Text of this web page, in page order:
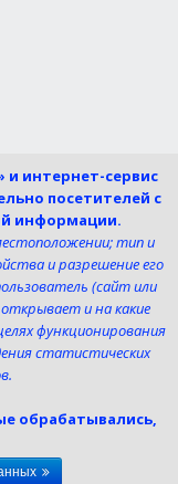
и интернет-сервис
посетителей с
информации.
тип и
и разрешение его
(сайт или
и на какие
функционирования
статистических
обрабатывались,